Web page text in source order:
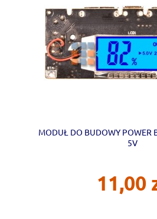
MODUŁ DO BUDOWY POWER
5V
11,00